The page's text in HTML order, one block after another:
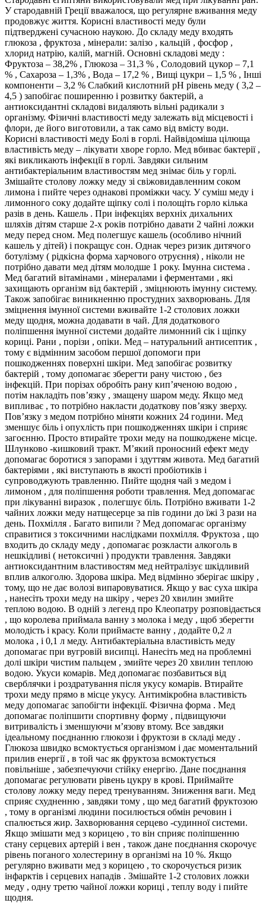
У стародавній Греції вважалося, що регулярне вживання меду
продовжує життя. Корисні властивості меду були
підтверджені сучасною наукою. До складу меду входять
глюкоза , фруктоза , мінерали: залізо , кальцій , фосфор ,
хлорид натрію, калій, магній. Основні складові меду :
Фруктоза – 38,2% , Глюкоза – 31,3 % , Солодовий цукор – 7,1
% , Сахароза – 1,3% , Вода – 17,2 % , Вищі цукри – 1,5 % , Інші
компоненти – 3,2 % Слабкий кислотний рН рівень меду ( 3,2 –
4,5 ) запобігає поширенню і розвитку бактерій, а
антиоксидантні складові видаляють вільні радикали з
організму. Фізичні властивості меду залежать від місцевості і
флори, де його виготовили, а так само від вмісту води.
Корисні властивості меду Болі в горлі. Найвідоміша цілюща
властивість меду – лікувати хворе горло. Мед вбиває бактерії ,
які викликають інфекції в горлі. Завдяки сильним
антибактеріальним властивостям мед знімає біль у горлі.
Змішайте столову ложку меду зі свіжовидавленним соком
лимона і пийте через однакові проміжки часу. У суміш меду і
лимонного соку додайте щіпку солі і полощіть горло кілька
разів в день. Кашель . При інфекціях верхніх дихальних
шляхів дітям старше 2-х років потрібно давати 2 чайні ложки
меду перед сном. Мед полегшує кашель (особливо нічний
кашель у дітей) і покращує сон. Однак через ризик дитячого
ботулізму ( рідкісна форма харчового отруєння) , ніколи не
потрібно давати мед дітям молодше 1 року. Імунна система .
Мед багатий вітамінами , мінералами і ферментами , які
захищають організм від бактерій , зміцнюють імунну систему.
Також запобігає виникненню простудних захворювань. Для
зміцнення імунної системи вживайте 1-2 столових ложки
меду щодня, можна додавати в чай. Для додаткового
поліпшення імунної системи додайте лимонний сік і щіпку
кориці. Рани , порізи , опіки. Мед – натуральний антисептик ,
тому є відмінним засобом першої допомоги при
пошкодженнях поверхні шкіри. Мед запобігає розвитку
бактерій , тому допомагає зберегти рану чистою , без
інфекцій. При порізах обробіть рану кип’яченою водою ,
потім накладіть пов’язку , змащену шаром меду. Якщо мед
випливає , то потрібно накласти додаткову пов’язку зверху.
Пов’язку з медом потрібно міняти кожних 24 години. Мед
зменшує біль і опухлість при пошкодженнях шкіри і сприяє
загоєнню. Просто втирайте трохи меду на пошкоджене місце.
Шлунково -кишковий тракт. М’який проносний ефект меду
допомагає боротися з запорами і здуттям живота. Мед багатий
бактеріями , які виступають в якості пробіотиків і
супроводжують травленню. Пийте щодня чай з медом і
лимоном , для поліпшення роботи травлення. Мед допомагає
при лікуванні виразок , полегшує біль. Потрібно вживати 1-2
чайних ложки меду натщесерце за пів години до їжі 3 рази на
день. Похмілля . Багато випили ? Мед допомагає організму
справитися з токсичними наслідками похмілля. Фруктоза , що
входить до складу меду , допомагає розкласти алкоголь в
нешкідливі ( нетоксичні ) продукти травлення. Завдяки
антиоксидантним властивостям мед нейтралізує шкідливий
вплив алкоголю. Здорова шкіра. Мед відмінно зберігає шкіру ,
тому, що не дає волозі випаровуватися. Якщо у вас суха шкіра
, нанесіть трохи меду на шкіру , через 20 хвилин змийте
теплою водою. В одній з легенд про Клеопатру розповідається
, що королева приймала ванну з молока і меду , щоб зберегти
молодість і красу. Коли приймаєте ванну , додайте 0,2 л
молока , і 0,1 л меду. Антибактеріальна властивість меду
допомагає при вугровій висипці. Нанесіть мед на проблемні
долі шкіри чистим пальцем , змийте через 20 хвилин теплою
водою. Укуси комарів. Мед допомагає позбавиться від
сверблячки і роздратування після укусу комарів. Втирайте
трохи меду прямо в місце укусу. Антимікробна властивість
меду допомагає запобігти інфекції. Фізична форма . Мед
допомагає поліпшити спортивну форму , підвищуючи
витривалість і зменшуючи м’язову втому. Все завдяки
ідеальному поєднанню глюкози і фруктози в складі меду .
Глюкоза швидко всмоктується організмом і дає моментальний
прилив енергії , в той час як фруктоза всмоктується
повільніше , забезпечуючи стійку енергію. Дане поєднання
допомагає регулювати рівень цукру в крові. Приймайте
столову ложку меду перед тренуванням. Зниження ваги. Мед
сприяє схудненню , завдяки тому , що мед багатий фруктозою
, тому в організмі людини посилюється обмін речовин і
спалюється жир. Захворювання серцево -судинної системи.
Якщо змішати мед з корицею , то він сприяє поліпшенню
стану серцевих артерій і вен , також дане поєднання скорочує
рівень поганого холестерину в організмі на 10 %. Якщо
регулярно вживати мед з корицею , то скорочується ризик
інфарктів і серцевих нападів . Змішайте 1-2 столових ложки
меду , одну третю чайної ложки кориці , теплу воду і пийте
щодня.